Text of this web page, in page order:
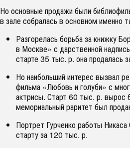
Но основные продажи были
в зале собралась в основном именно
Разгорелась борьба за книжку
в Москве» с дарственной
старте 35 тыс. р. она продалась
Но наибольший интерес вызвал
фильма «Любовь и голуби» с
актрисы. Старт 60 тыс. р. вырос
мемориальный раритет был
Портрет Гурченко работы
старту за 120 тыс. р.